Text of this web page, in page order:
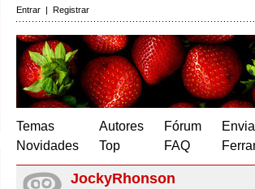
Entrar | Registrar
Temas
Novidades
Autores
Top
Fórum
FAQ
JockyRhonson